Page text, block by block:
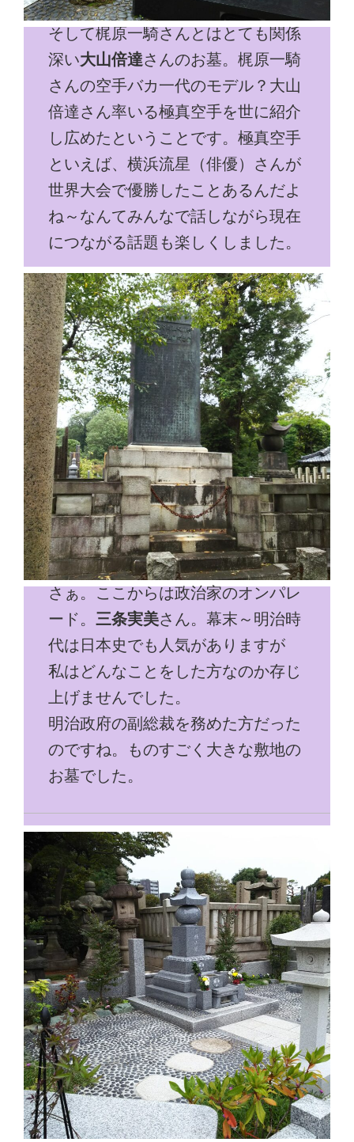
そして梶原一騎さんとはとても関係
深い大山倍達さんのお墓。梶原一騎
さんの空手バカ一代のモデル？大山
倍達さん率いる極真空手を世に紹介
し広めたということです。極真空手
といえば、横浜流星（俳優）さんが
世界大会で優勝したことあるんだよ
ね～なんてみんなで話しながら現在
につながる話題も楽しくしました。
さぁ。ここからは政治家のオンパレ
ード。 三条実美さん。幕末～明治時
代は日本史でも人気がありますが
私はどんなことをした方なのか存じ
上げませんでした。
明治政府の副総裁を務めた方だった
のですね。ものすごく大きな敷地の
お墓でした。